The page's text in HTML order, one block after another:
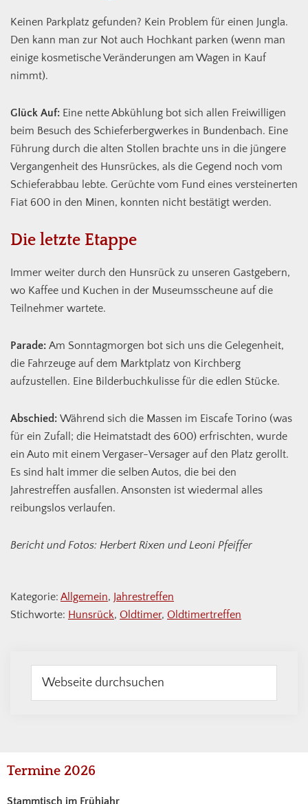
Keinen Parkplatz gefunden? Kein Problem für einen Jungla.
Den kann man zur Not auch Hochkant parken (wenn man
einige kosmetische Veränderungen am Wagen in Kauf
nimmt).
Glück Auf: Eine nette Abkühlung bot sich allen Freiwilligen
beim Besuch des Schieferbergwerkes in Bundenbach. Eine
Führung durch die alten Stollen brachte uns in die jüngere
Vergangenheit des Hunsrückes, als die Gegend noch vom
Schieferabbau lebte. Gerüchte vom Fund eines versteinerten
Fiat 600 in den Minen, konnten nicht bestätigt werden.
Die letzte Etappe
Immer weiter durch den Hunsrück zu unseren Gastgebern,
wo Kaffee und Kuchen in der Museumsscheune auf die
Teilnehmer wartete.
Parade: Am Sonntagmorgen bot sich uns die Gelegenheit,
die Fahrzeuge auf dem Marktplatz von Kirchberg
aufzustellen. Eine Bilderbuchkulisse für die edlen Stücke.
Abschied: Während sich die Massen im Eiscafe Torino (was
für ein Zufall; die Heimatstadt des 600) erfrischten, wurde
ein Auto mit einem Vergaser-Versager auf den Platz gerollt.
Es sind halt immer die selben Autos, die bei den
Jahrestreffen ausfallen. Ansonsten ist wiedermal alles
reibungslos verlaufen.
Bericht und Fotos: Herbert Rixen und Leoni Pfeiffer
Kategorie: Allgemein, Jahrestreffen
Stichworte: Hunsrück, Oldtimer, Oldtimertreffen
Haupt-
Sidebar
Termine 2026
Stammtisch im Frühjahr